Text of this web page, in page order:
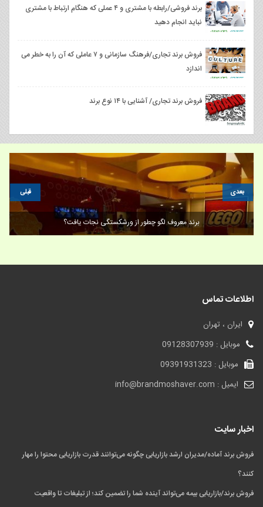
برند فروشی/رابطه با مشتری و ۴ عملی که هنگام ارتباط با مشتری
نباید انجام دهید
فروش برند تجاری/فرهنگ سازمانی و ۷ عاملی که آن را به خطر می
اندازد
فروش برند تجاری/ آشنایی با ۱۴ نوع برند
برند معروف لگو چطور از ورشکستگی نجات یافت؟
قبلی بعدی
اطلاعات تماس
ایران ، تهران
موبایل : 09128307939
موبایل : 09391931323
ایمیل : info@brandmoshaver.com
اخبار سایت
فروش برند آماده/مدیران ارشد بازاریابی چگونه می‌توانند قدرت بازاریابی محتوا را مهار
کنند؟
فروش برند/بازاریابی بیمه می‌تواند آینده شما را تضمین کند؛ از تبلیغات تا واقعیت